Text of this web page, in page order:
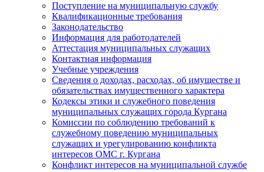
Поступление на муниципальную службу
Квалификационные требования
Законодательство
Информация для работодателей
Аттестация муниципальных служащих
Контактная информация
Учебные учреждения
Сведения о доходах, расходах, об имуществе и
обязательствах имущественного характера
Кодексы этики и служебного поведения
муниципальных служащих города Кургана
Комиссии по соблюдению требований к
служебному поведению муниципальных
служащих и урегулированию конфликта
интересов ОМС г. Кургана
Конфликт интересов на муниципальной службе